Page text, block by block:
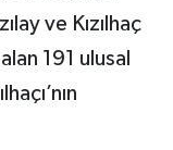
ve Kızılhaç
191 ulusal